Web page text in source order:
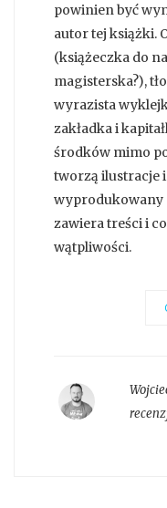
powinien być
autor tej książki.
(książeczka do
magisterska?),
wyrazista
zakładka i
środków mimo
tworzą ilustracje
wyprodukowany
zawiera treści i
wątpliwości.